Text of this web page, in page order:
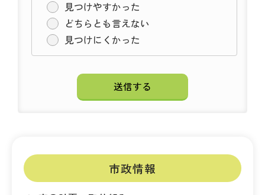
見つけやすかった
どちらとも言えない
見つけにくかった
市政情報